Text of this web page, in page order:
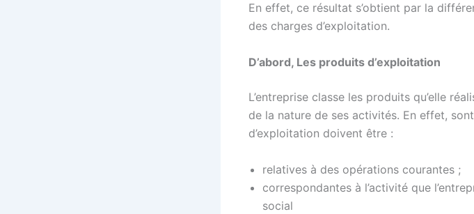
En effet, ce résultat s’obtient par la
des charges d’exploitation.
D’abord, Les produits d’exploitation
L’entreprise classe les produits qu’elle
de la nature de ses activités. En effet,
d’exploitation doivent être :
relatives à des opérations courantes ;
correspondantes à l’activité que
social